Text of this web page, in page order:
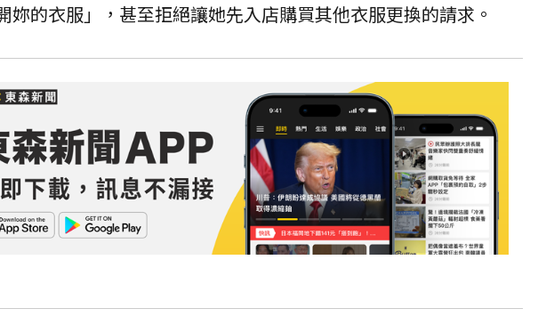
妳的衣服」，甚至拒絕讓她先入店購買其他衣服更換的請求。